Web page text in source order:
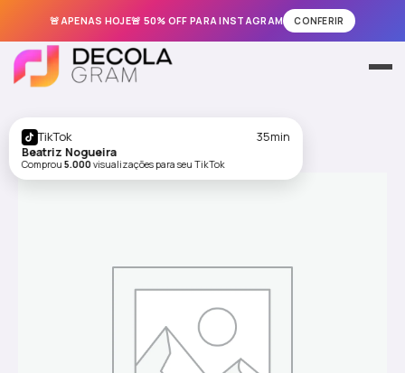
🚨APENAS HOJE🚨 50% OFF PARA INSTAGRAM CONFERIR
Meus Pedidos
Instagram
para
TikTok
35min
Beatriz Nogueira
Comprou 5.000 visualizações para seu TikTok